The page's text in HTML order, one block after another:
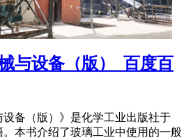
与设备（版）_百度百
设备（版）》是化学工业出版社于
。本书介绍了玻璃工业中使用的一般